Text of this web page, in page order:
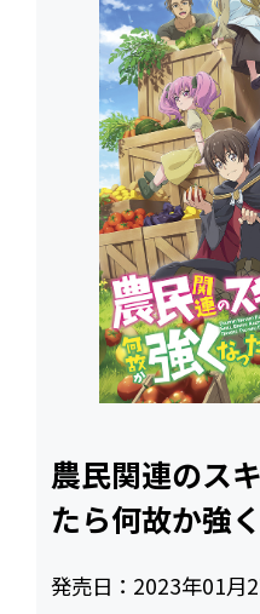
農民関連のス
たら何故か強
発売日： 2023年01月